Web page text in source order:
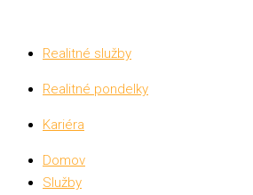
Realitné služby
Realitné pondelky
Kariéra
Domov
Služby